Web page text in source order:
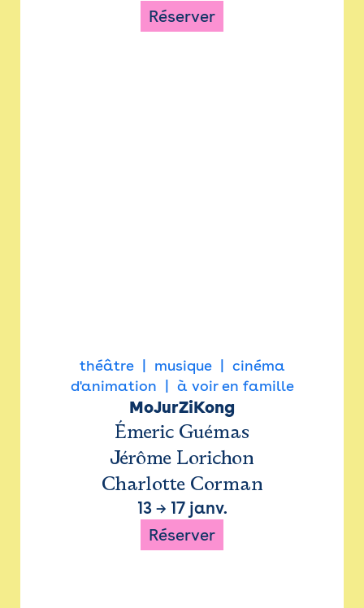
Réserver
théâtre musique
cinéma
d'animation
à voir en famille
MoJurZiKong
Émeric Guémas
Jérôme Lorichon
Charlotte Corman
13→ 17 janv.
Réserver